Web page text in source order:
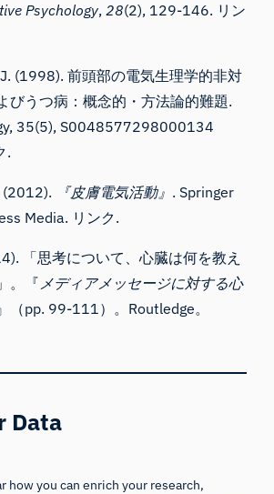
Psychology,28(2), 129-146. リン
(1998). 前頭部の電気生理学的非対
びうつ病：概念的・方法論的難題.
35(5), S0048577298000134
.
(2012). 『皮膚電気活動』 . Springer
Media. リンク.
「思考について、心臓は何を教え
。『メディアメッセージに対する心
（pp. 99-111）。Routledge。
Data
how you can enrich your research,